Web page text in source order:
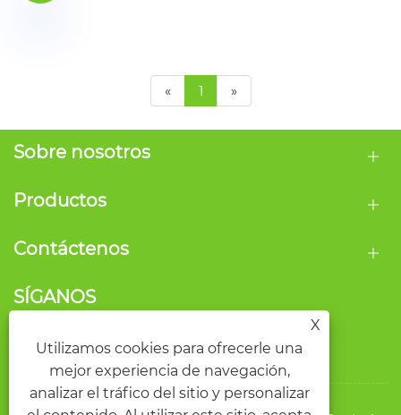
« 1 »
Sobre nosotros
Productos
Contáctenos
SÍGANOS
X
Utilizamos cookies para ofrecerle una
mejor experiencia de navegación,
analizar el tráfico del sitio y personalizar